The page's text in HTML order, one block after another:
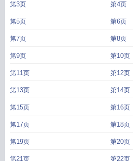
第3页 第4页
第5页 第6页
第7页 第8页
第9页 第10页
第11页 第12页
第13页 第14页
第15页 第16页
第17页 第18页
第19页 第20页
第21页 第22页